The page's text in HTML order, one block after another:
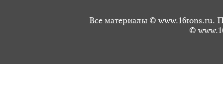
Все материалы © www.16tons.ru.
©